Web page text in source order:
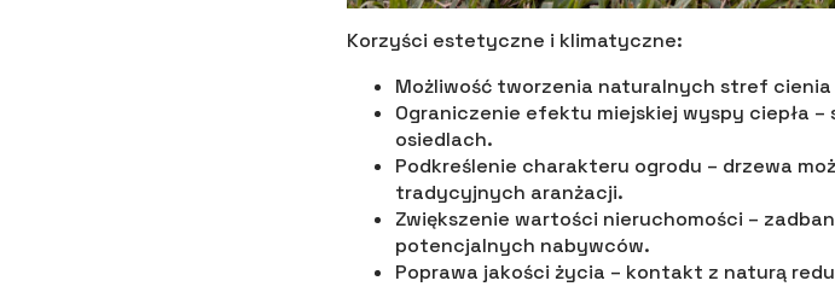
Korzyści estetyczne i klimatyczne:
Możliwość tworzenia naturalnych stref cienia
Ograniczenie efektu miejskiej wyspy ciepła
osiedlach.
Podkreślenie charakteru ogrodu – drzewa
tradycyjnych aranżacji.
Zwiększenie wartości nieruchomości –
potencjalnych nabywców.
Poprawa jakości życia – kontakt z naturą